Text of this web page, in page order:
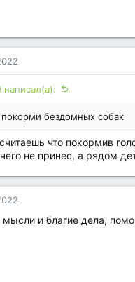
написал(а):
бездомных собак
что покормив
не принес, а рядом
и благие дела,